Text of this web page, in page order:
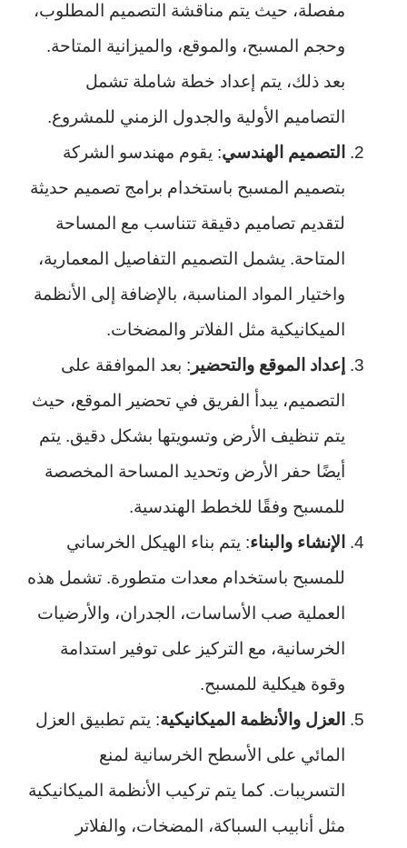
مفصلة، حيث يتم مناقشة التصميم المطلوب،
وحجم المسبح، والموقع، والميزانية المتاحة.
بعد ذلك، يتم إعداد خطة شاملة تشمل
التصاميم الأولية والجدول الزمني للمشروع.
التصميم الهندسي: يقوم مهندسو الشركة
بتصميم المسبح باستخدام برامج تصميم حديثة
لتقديم تصاميم دقيقة تتناسب مع المساحة
المتاحة. يشمل التصميم التفاصيل المعمارية،
واختيار المواد المناسبة، بالإضافة إلى الأنظمة
الميكانيكية مثل الفلاتر والمضخات.
إعداد الموقع والتحضير : بعد الموافقة على
التصميم، يبدأ الفريق في تحضير الموقع، حيث
يتم تنظيف الأرض وتسويتها بشكل دقيق. يتم
أيضًا حفر الأرض وتحديد المساحة المخصصة
للمسبح وفقًا للخطط الهندسية.
الإنشاء والبناء: يتم بناء الهيكل الخرساني
للمسبح باستخدام معدات متطورة. تشمل هذه
العملية صب الأساسات، الجدران، والأرضيات
الخرسانية، مع التركيز على توفير استدامة
وقوة هيكلية للمسبح.
العزل والأنظمة الميكانيكية: يتم تطبيق العزل
المائي على الأسطح الخرسانية لمنع
التسريبات. كما يتم تركيب الأنظمة الميكانيكية
مثل أنابيب السباكة، المضخات، والفلاتر